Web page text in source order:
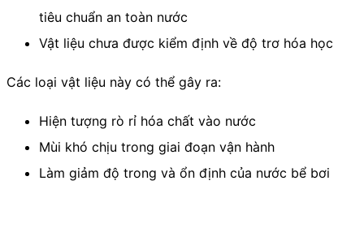
tiêu chuẩn an toàn nước
Vật liệu chưa được kiểm định về độ trơ hóa học
Các loại vật liệu này có thể gây ra:
Hiện tượng rò rỉ hóa chất vào nước
Mùi khó chịu trong giai đoạn vận hành
Làm giảm độ trong và ổn định của nước bể bơi